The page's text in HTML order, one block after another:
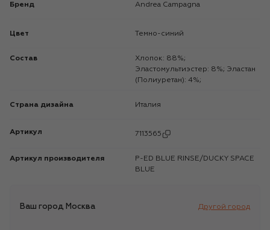
Бренд Andrea Campagna
Цвет Темно-синий
Состав
Хлопок: 88%;
Эластомультиэстер: 8%; Эластан
(Полиуретан): 4%;
Страна дизайна Италия
Артикул 7113565
Артикул производителя
P-ED BLUE RINSE/DUCKY SPACE
BLUE
Ваш город Москва Другой город